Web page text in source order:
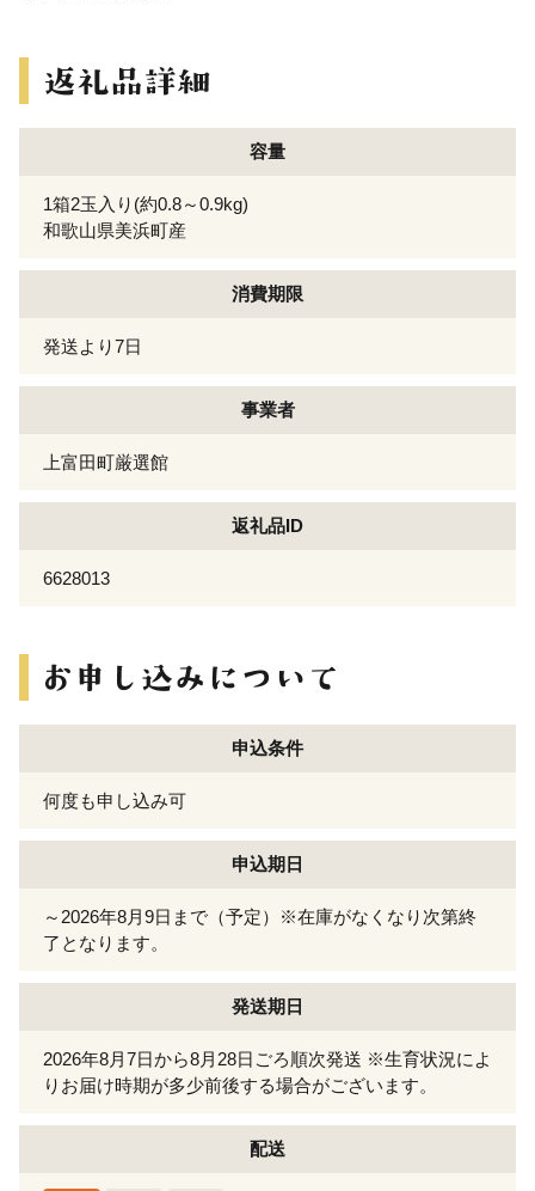
容量
1箱2玉入り(約0.8～0.9kg)
和歌山県美浜町産
消費期限
発送より7日
事業者
上富田町厳選館
返礼品ID
6628013
申込条件
何度も申し込み可
申込期日
～2026年8月9日まで（予定）※在庫がなくなり次第終
了となります。
発送期日
2026年8月7日から8月28日ごろ順次発送 ※生育状況によ
りお届け時期が多少前後する場合がございます。
配送